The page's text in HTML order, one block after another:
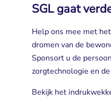
SGL gaat
Help ons mee met
dromen van de
Sponsort u de
zorgtechnologie en
Bekijk het